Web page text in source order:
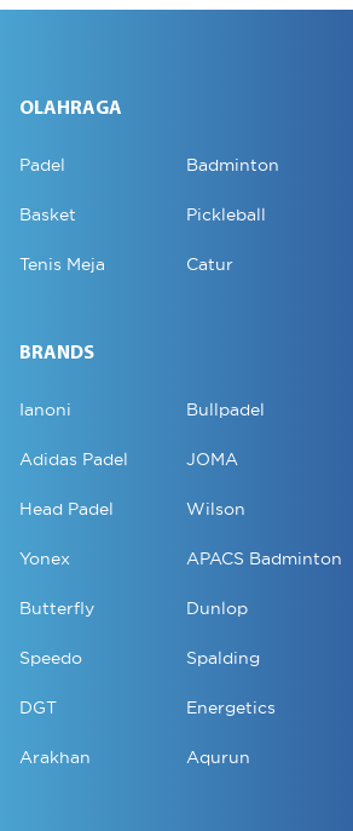
OLAHRAGA
Padel Badminton
Basket Pickleball
Tenis Meja Catur
BRANDS
Ianoni Bullpadel
Adidas Padel JOMA
Head Padel Wilson
Yonex APACS Badminton
Butterfly Dunlop
Speedo Spalding
DGT Energetics
Arakhan Aqurun